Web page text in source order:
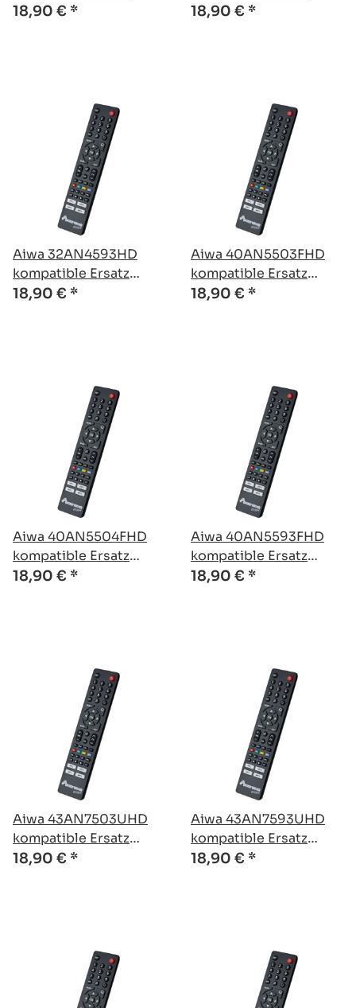
Fernbedienung
18,90 € *
Fernbedienung
18,90 € *
Aiwa 32AN4593HD
kompatible Ersatz
Fernbedienung
18,90 € *
Aiwa 40AN5503FHD
kompatible Ersatz
Fernbedienung
18,90 € *
Aiwa 40AN5504FHD
kompatible Ersatz
Fernbedienung
18,90 € *
Aiwa 40AN5593FHD
kompatible Ersatz
Fernbedienung
18,90 € *
Aiwa 43AN7503UHD
kompatible Ersatz
Fernbedienung
18,90 € *
Aiwa 43AN7593UHD
kompatible Ersatz
Fernbedienung
18,90 € *